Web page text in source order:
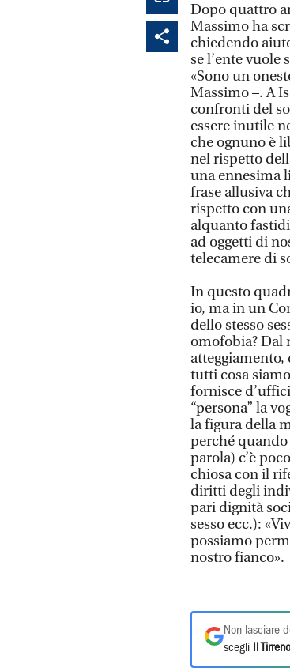
Dopo quattro
Massimo ha
chiedendo
se l’ente vuole
«Sono un
Massimo –. A
confronti del
essere inutile
che ognuno è
nel rispetto
una ennesima
frase allusiva
rispetto con
alquanto
ad oggetti di
telecamere di
In questo
io, ma in un
dello stesso
omofobia? Dal
atteggiamento,
tutti cosa
fornisce
“persona” la
la figura della
perché quando
parola) c’è
chiosa con il
diritti degli
pari dignità
sesso ecc.):
possiamo
nostro fianco».
Non lasciare
scegli
Il Tirreno